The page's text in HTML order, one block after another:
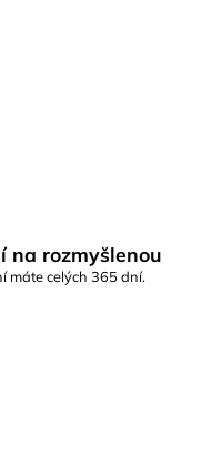
na rozmyšlenou
máte celých 365 dní.